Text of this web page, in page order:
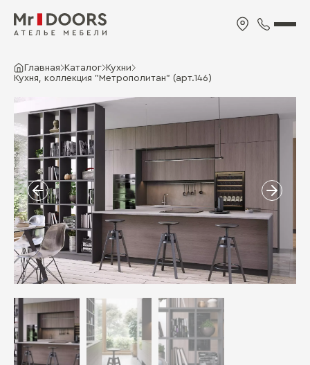
Главная Каталог Кухни
Кухня, коллекция "Метрополитан" (арт.146)